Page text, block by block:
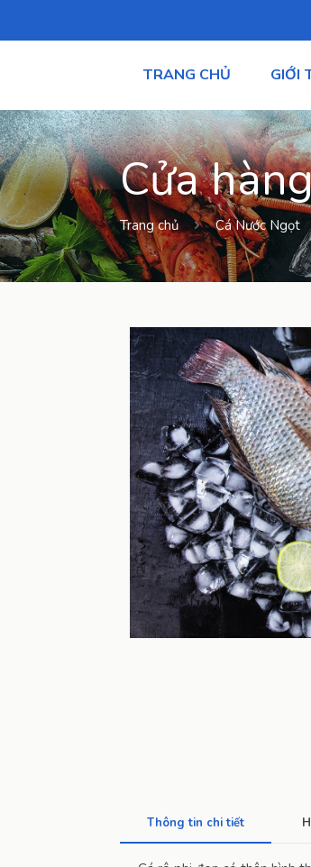
TRANG CHỦ GIỚI
Cửa
Trang chủ Cá Nước Ngọt
Thông tin chi tiết